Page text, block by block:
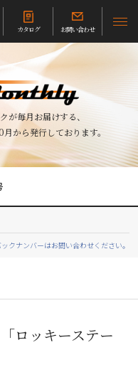
カタログ お問い合わせ
が毎月お届けする、
から発行しております。
クナンバーはお問い合わせください。
ロッキーステー